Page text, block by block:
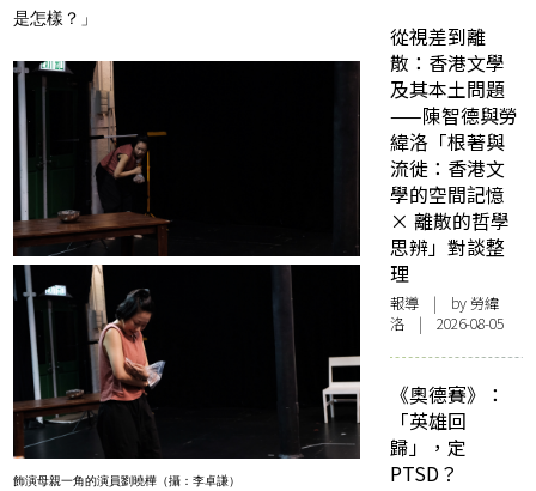
是怎樣？」
飾演母親一角的演員劉曉樺（攝：李卓謙）
從視差到離
散：香港文學
及其本土問題
——陳智德與勞
緯洛「根著與
流徙：香港文
學的空間記憶
× 離散的哲學
思辨」對談整
理
報導 | by 勞緯
洛 | 2026-08-05
《奧德賽》：
「英雄回
歸」，定
PTSD？